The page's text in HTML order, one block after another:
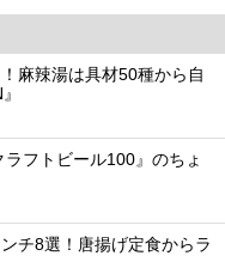
麻辣湯は具材50種から自
フトビール100』のちょ
チ8選！唐揚げ定食からラ